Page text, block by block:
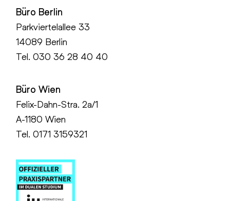
Büro Berlin
Parkviertelallee 33
14089 Berlin
Tel.030 36 28 40 40
Büro Wien
Felix-Dahn-Stra. 2a/1
A-1180 Wien
Tel. 0171 3159321